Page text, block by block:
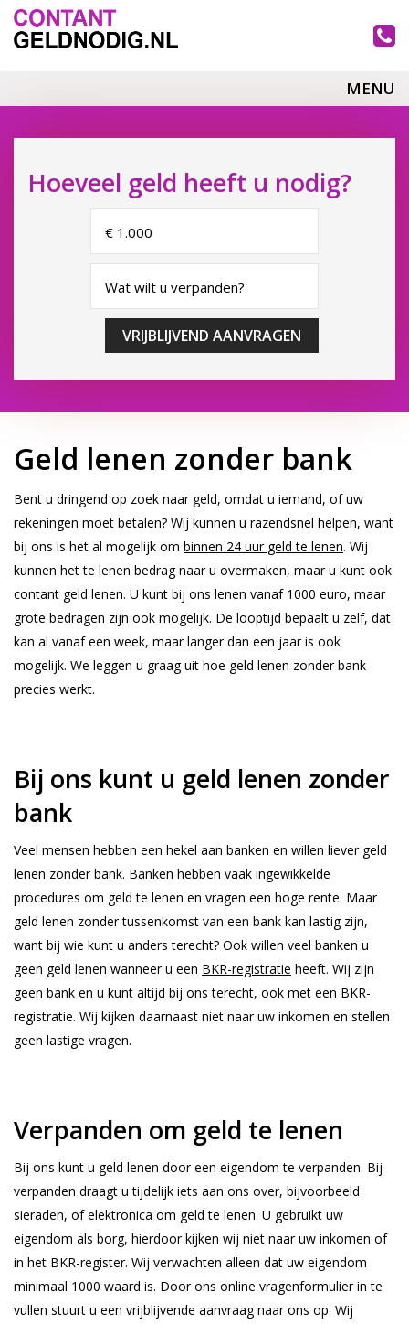
MENU
Hoeveel geld heeft u nodig?
VRIJBLIJVEND AANVRAGEN
Geld lenen zonder bank
Bent u dringend op zoek naar geld, omdat u iemand, of uw
rekeningen moet betalen? Wij kunnen u razendsnel helpen, want
bij ons is het al mogelijk om binnen 24 uur geld te lenen. Wij
kunnen het te lenen bedrag naar u overmaken, maar u kunt ook
contant geld lenen. U kunt bij ons lenen vanaf 1000 euro, maar
grote bedragen zijn ook mogelijk. De looptijd bepaalt u zelf, dat
kan al vanaf een week, maar langer dan een jaar is ook
mogelijk. We leggen u graag uit hoe geld lenen zonder bank
precies werkt.
Bij ons kunt u geld lenen zonder
bank
Veel mensen hebben een hekel aan banken en willen liever geld
lenen zonder bank. Banken hebben vaak ingewikkelde
procedures om geld te lenen en vragen een hoge rente. Maar
geld lenen zonder tussenkomst van een bank kan lastig zijn,
want bij wie kunt u anders terecht? Ook willen veel banken u
geen geld lenen wanneer u een BKR-registratie heeft. Wij zijn
geen bank en u kunt altijd bij ons terecht, ook met een BKR-
registratie. Wij kijken daarnaast niet naar uw inkomen en stellen
geen lastige vragen.
Verpanden om geld te lenen
Bij ons kunt u geld lenen door een eigendom te verpanden. Bij
verpanden draagt u tijdelijk iets aan ons over, bijvoorbeeld
sieraden, of elektronica om geld te lenen. U gebruikt uw
eigendom als borg, hierdoor kijken wij niet naar uw inkomen of
in het BKR-register. Wij verwachten alleen dat uw eigendom
minimaal 1000 waard is. Door ons online vragenformulier in te
vullen stuurt u een vrijblijvende aanvraag naar ons op. Wij